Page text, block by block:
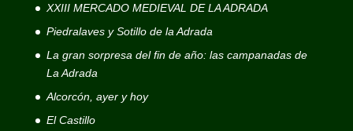
XXIII MERCADO MEDIEVAL DE LA ADRADA
Piedralaves y Sotillo de la Adrada
La gran sorpresa del fin de año: las campanadas de
La Adrada
Alcorcón, ayer y hoy
El Castillo